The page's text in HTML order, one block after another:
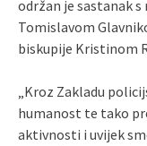
održan je sastanak
Tomislavom
biskupije Kristinom
„Kroz Zakladu
humanost te tako
aktivnosti i uvijek